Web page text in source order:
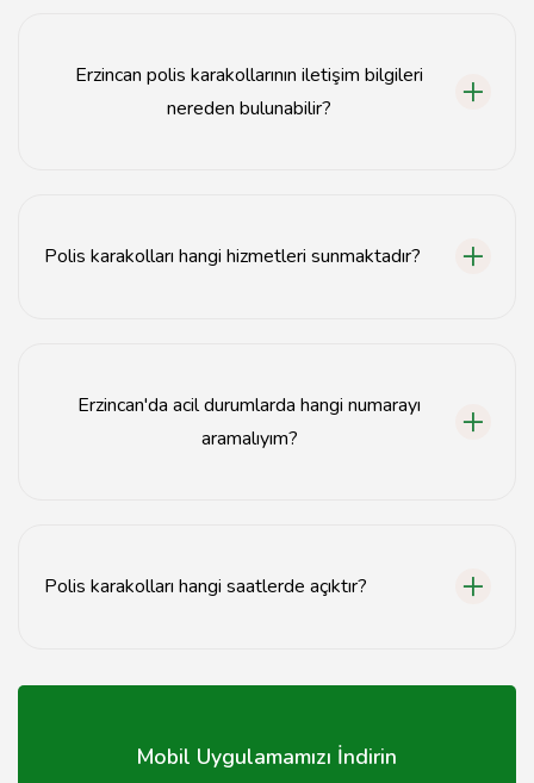
Erzincan polis karakollarının iletişim bilgileri
nereden bulunabilir?
Polis karakolları hangi hizmetleri sunmaktadır?
Erzincan'da acil durumlarda hangi numarayı
aramalıyım?
Polis karakolları hangi saatlerde açıktır?
Mobil Uygulamamızı İndirin